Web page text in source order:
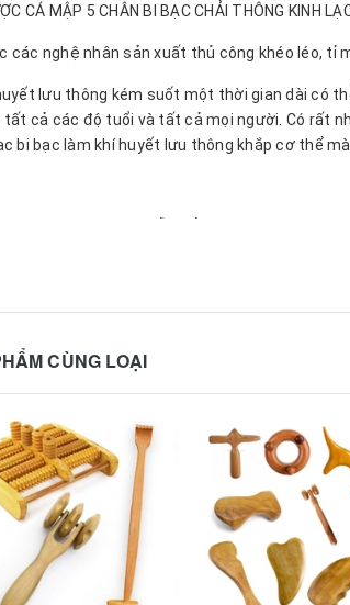
CÁ MẬP 5 CHÂN BI BẠC CHẢI THÔNG KINH
các nghệ nhân sản xuất thủ công khéo léo, tỉ
lưu thông kém suốt một thời gian dài có
tất cả các độ tuổi và tất cả mọi người. Có rất
bi bạc làm khí huyết lưu thông khắp cơ thể
trên mặt, lòng bàn tay, lòng bàn chân, hai
đánh khắp lưng để khắc phục đau lưng,
biạc đặc cho độ trơn, mịn, khi trải trên mặt
TẢ SẢN PHẨM:
MH335
1 chiếc
thước: Dài từ 12cm - 13cm, rộng từ 3cm,
CÙNG LOẠI